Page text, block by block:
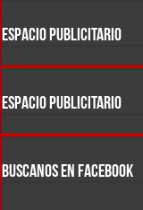
ESPACIO PUBLICITARIO
ESPACIO PUBLICITARIO
BUSCANOS EN FACEBOOK